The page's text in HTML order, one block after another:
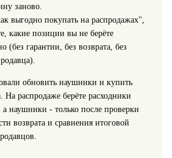
заново.
выгодно покупать на распродажах",
какие позиции вы не берёте
(без гарантии, без возврата, без
обновить наушники и купить
На распродаже берёте расходники
наушники - только после проверки
возврата и сравнения итоговой